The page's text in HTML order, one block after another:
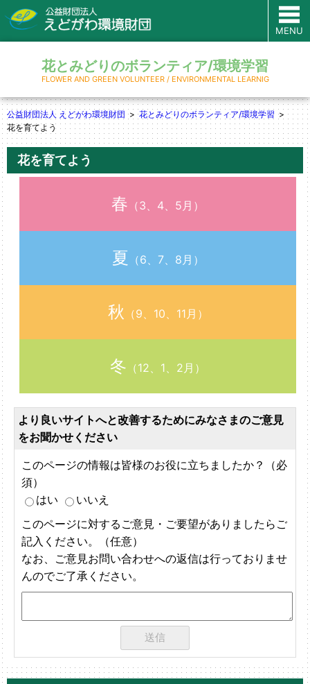
MENU
花とみどりのボランティア/環境学習
FLOWER AND GREEN VOLUNTEER / ENVIRONMENTAL LEARNIG
公益財団法人 えどがわ環境財団
花とみどりのボランティア/環境学習
花を育てよう
花を育てよう
春 （3、4、5月）
夏 （6、7、8月）
秋 （9、10、11月）
冬 （12、1、2月）
より良いサイトへと改善するためにみなさまのご意見
をお聞かせください
このページの情報は皆様のお役に立ちましたか？（必
須）
はい
いいえ
このページに対するご意見・ご要望がありましたらご
記入ください。（任意）
なお、ご意見お問い合わせへの返信は行っておりませ
んのでご了承ください。